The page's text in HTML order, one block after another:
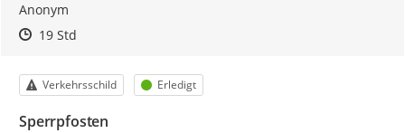
Anonym
Zeitpunkt des Erstellens
Zeitpunkt des Erstellens
19 StdZur Äußerung
Kategorie
Verkehrsschild Status
Erledigt
Sperrpfosten